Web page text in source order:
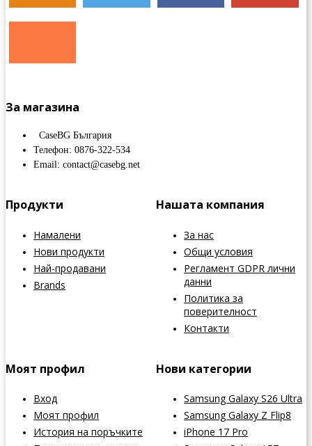
За магазина
CaseBG България
Телефон: 0876-322-534
Email: contact@casebg.net
Продукти
Намалени
Нови продукти
Най-продавани
Brands
Нашата компания
За нас
Общи условия
Регламент GDPR лични
данни
Политика за
поверителност
Контакти
Моят профил
Вход
Моят профил
История на поръчките
Нови категории
Samsung Galaxy S26 Ultra
Samsung Galaxy Z Flip8
iPhone 17 Pro